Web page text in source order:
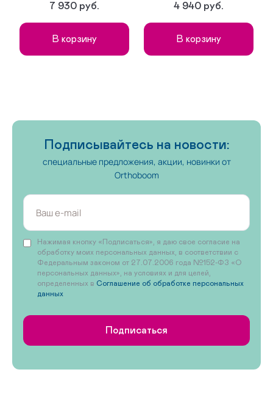
7 930 руб.
В корзину
4 940 руб.
В корзину
Подписывайтесь на новости:
специальные предложения, акции, новинки от
Orthoboom
Нажимая кнопку «Подписаться», я даю свое согласие на
обработку моих персональных данных, в соответствии с
Федеральным законом от 27.07.2006 года №152-ФЗ «О
персональных данных», на условиях и для целей,
определенных в Соглашение об обработке персональных
данных
Подписаться